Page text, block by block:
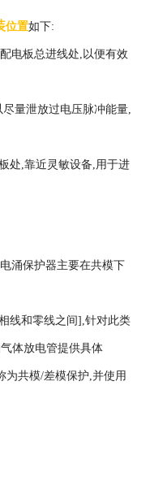
位置如下:
电板总进线处,以便有效
量泄放过电压脉冲能量,
处,靠近灵敏设备,用于进
涌保护器主要在共模下
线和零线之间],针对此类
体放电管提供具体
为共模/差模保护,并使用